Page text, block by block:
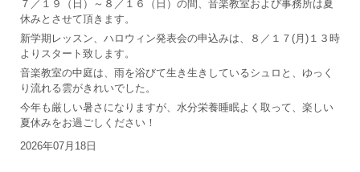
７／１９（日）～８／１６（日）の間、音楽教室および事務所は夏
休みとさせて頂きます。
新学期レッスン、ハロウィン発表会の申込みは、８／１７(月)１３時
よりスタート致します。
音楽教室の中庭は、雨を浴びて生き生きしているシュロと、ゆっく
り流れる雲がきれいでした。
今年も厳しい暑さになりますが、水分栄養睡眠よく取って、楽しい
夏休みをお過ごしください！
2026年07月18日